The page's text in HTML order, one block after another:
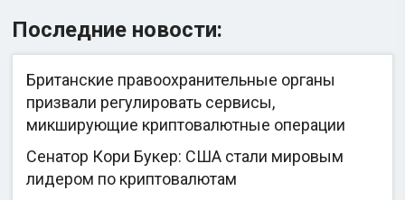
Последние новости:
Британские правоохранительные органы
призвали регулировать сервисы,
микширующие криптовалютные операции
Сенатор Кори Букер: США стали мировым
лидером по криптовалютам